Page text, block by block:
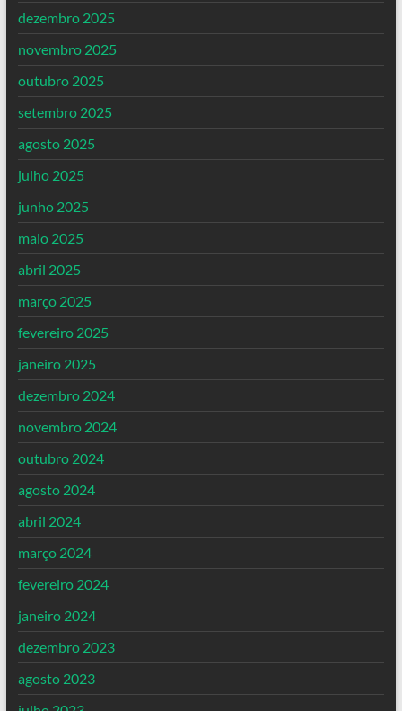
dezembro 2025
novembro 2025
outubro 2025
setembro 2025
agosto 2025
julho 2025
junho 2025
maio 2025
abril 2025
março 2025
fevereiro 2025
janeiro 2025
dezembro 2024
novembro 2024
outubro 2024
agosto 2024
abril 2024
março 2024
fevereiro 2024
janeiro 2024
dezembro 2023
agosto 2023